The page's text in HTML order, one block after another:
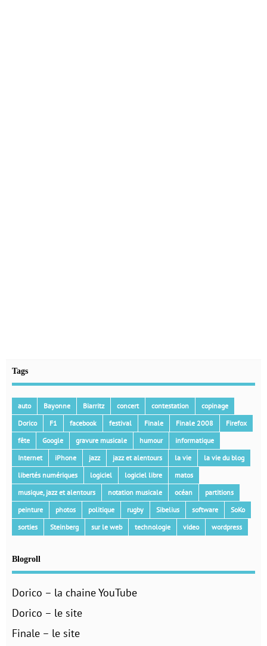
Tags
auto Bayonne Biarritz concert contestation
copinage
Dorico
F1 facebook festival Finale Finale 2008
Firefox
fête
Google gravure musicale humour
informatique
Internet
iPhone jazz jazz et alentours la vie
la vie du blog
libertés numériques
logiciel logiciel libre
matos
musique, jazz et alentours
notation musicale océan
partitions
peinture
photos politique rugby Sibelius software
SoKo
sorties
Steinberg sur le web technologie video wordpress
Blogroll
Dorico – la chaine YouTube
Dorico – le site
Finale – le site